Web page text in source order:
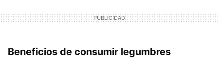
Beneficios de consumir legumbres